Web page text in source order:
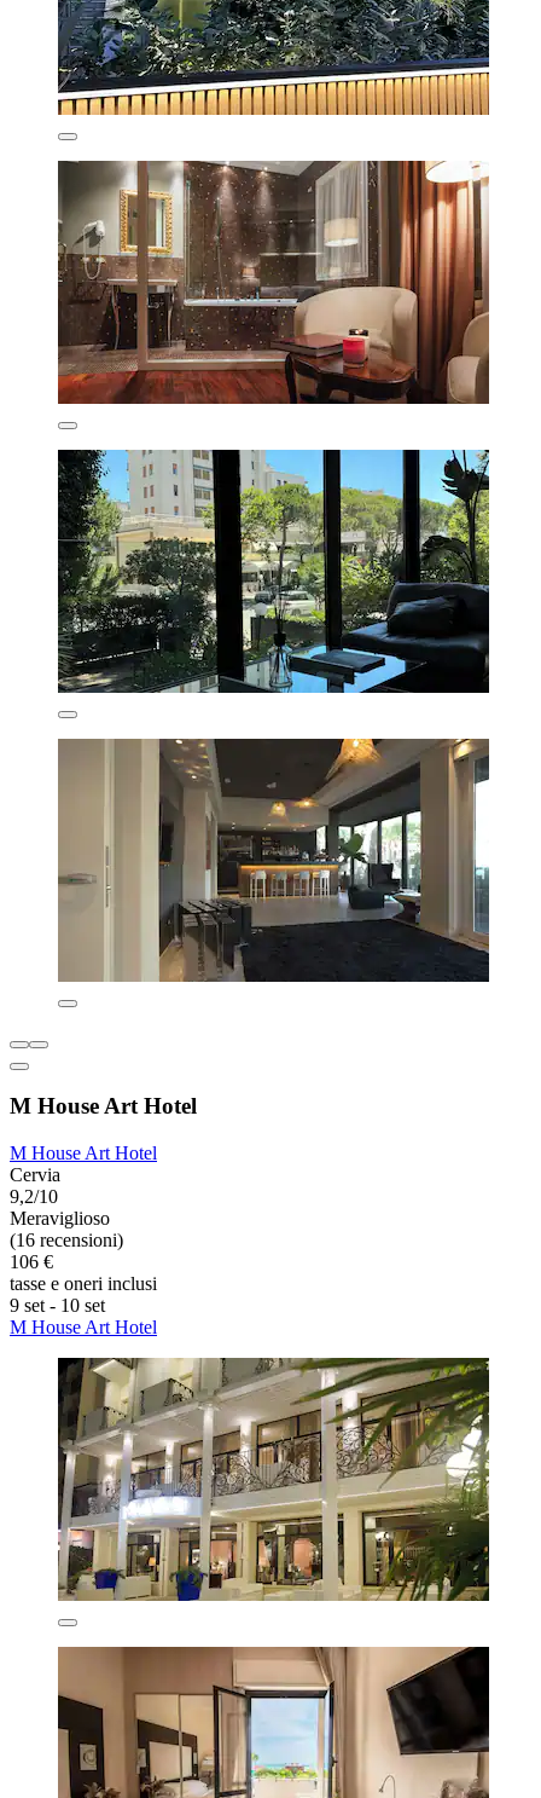
M House Art Hotel
M House Art Hotel
Cervia
9,2/10
Meraviglioso
(16 recensioni)
106 €
tasse e oneri inclusi
9 set - 10 set
M House Art Hotel